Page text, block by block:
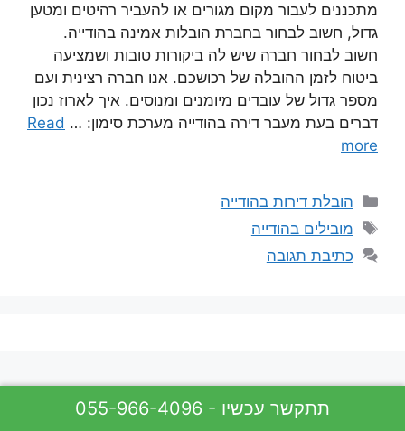
מתכננים לעבור מקום מגורים או להעביר רהיטים ומטען
גדול, חשוב לבחור בחברת הובלות אמינה בהודייה.
חשוב לבחור חברה שיש לה ביקורות טובות ושמציעה
ביטוח לזמן ההובלה של רכושכם. אנו חברה רצינית ועם
מספר גדול של עובדים מיומנים ומנוסים. איך לארוז נכון
דברים בעת מעבר דירה בהודייה מערכת סימון: … Read
more
קטגוריות
הובלת דירות בהודייה
תגיות
מובילים בהודייה
כתיבת תגובה
055-966-4096 - תתקשר עכשיו